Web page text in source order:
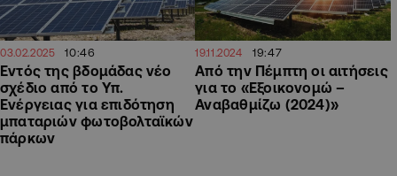
03.02.2025 10:46
Εντός της βδομάδας νέο
σχέδιο από το Υπ.
Ενέργειας για επιδότηση
μπαταριών φωτοβολταϊκών
πάρκων
19.11.2024 19:47
Από την Πέμπτη οι αιτήσεις
για το «Εξοικονομώ –
Αναβαθμίζω (2024)»